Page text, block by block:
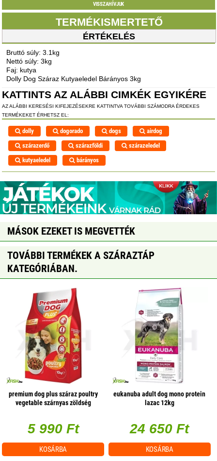
VISSZAHÍVJUK
TERMÉKISMERTETŐ
ÉRTÉKELÉS
Bruttó súly: 3.1kg
Nettó súly: 3kg
Faj: kutya
Dolly Dog Száraz Kutyaeledel Bárányos 3kg
KATTINTS AZ ALÁBBI CIMKÉK EGYIKÉRE
AZ ALÁBBI KERESÉSI KIFEJEZÉSEKRE KATTINTVA TOVÁBBI SZÁMODRA ÉRDEKES
TERMÉKEKET ÉRHETSZ EL:
dolly dogorado dogs
airdog
szárazerdő
szárazföldi
szárazeledel
kutyaeledel
bárányos
MÁSOK EZEKET IS MEGVETTÉK
TOVÁBBI TERMÉKEK A SZÁRAZTÁP
KATEGÓRIÁBAN.
premium dog plus száraz poultry
vegetable szárnyas zöldség
5 990 Ft
KOSÁRBA
eukanuba adult dog mono protein
lazac 12kg
24 650 Ft
KOSÁRBA